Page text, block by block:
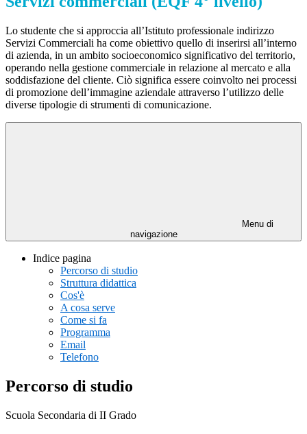
Lo studente che si approccia all’Istituto professionale indirizzo
Servizi Commerciali ha come obiettivo quello di inserirsi all’interno
di azienda, in un ambito socioeconomico significativo del territorio,
operando nella gestione commerciale in relazione al mercato e alla
soddisfazione del cliente. Ciò significa essere coinvolto nei processi
di promozione dell’immagine aziendale attraverso l’utilizzo delle
diverse tipologie di strumenti di comunicazione.
Menu di
navigazione
Indice pagina
Percorso di studio
Struttura didattica
Cos'è
A cosa serve
Come si fa
Programma
Email
Telefono
Percorso di studio
Scuola Secondaria di II Grado